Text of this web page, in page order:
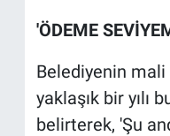
'ÖDEME
Belediyenin mali
yaklaşık bir yılı
belirterek, 'Şu